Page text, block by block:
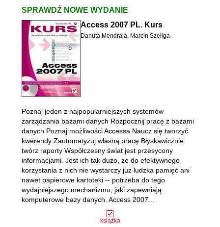
SPRAWDŹ NOWE WYDANIE
Access 2007 PL. Kurs
Danuta Mendrala, Marcin Szeliga
książka
Poznaj jeden z najpopularniejszych systemów
zarządzania bazami danych Rozpocznij pracę z bazami
danych Poznaj możliwości Accessa Naucz się tworzyć
kwerendy Zautomatyzuj własną pracę Błyskawicznie
twórz raporty Współczesny świat jest przesycony
informacjami. Jest ich tak dużo, że do efektywnego
korzystania z nich nie wystarczy już ludzka pamięć ani
nawet papierowe kartoteki -- potrzeba do tego
wydajniejszego mechanizmu, jaki zapewniają
komputerowe bazy danych. Access 2007...